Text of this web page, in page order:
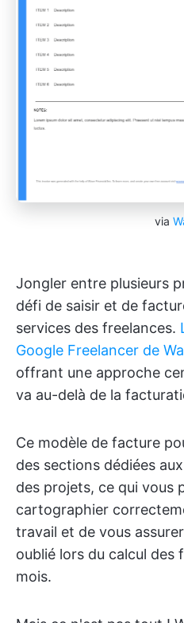
via
Jongler entre plusieurs
défi de saisir et de
services des freelances.
Google Freelancer de
offrant une approche
va au-delà de la
Ce modèle de facture
des sections dédiées
des projets, ce qui vous
cartographier
travail et de vous
oublié lors du calcul des
mois.